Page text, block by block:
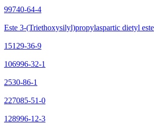
99740-64-4
Este 3-(Triethoxysilyl)propylaspartic dietyl este
15129-36-9
106996-32-1
2530-86-1
227085-51-0
128996-12-3